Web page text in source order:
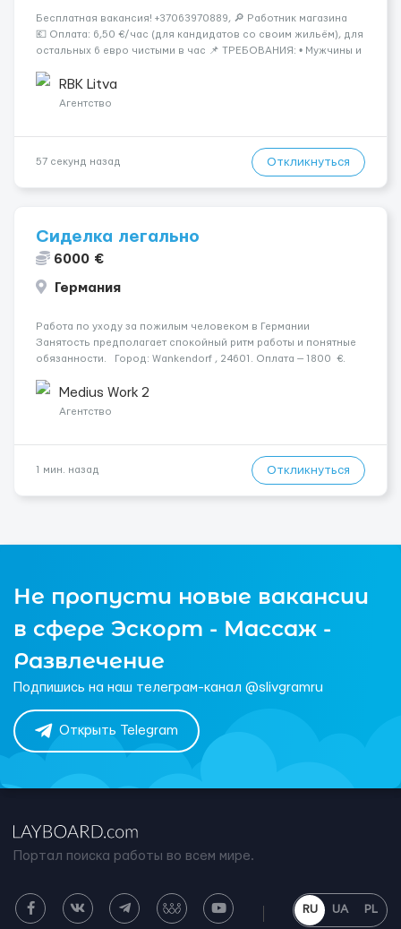
Бесплатная вакансия! +37063970889, 🔎 Работник магазина
💶 Оплата: 6,50 €/час (для кандидатов со своим жильём), для
остальных 6 евро чистыми в час 📌 ТРЕБОВАНИЯ: • Мужчины и
работать &bul...
RBK Litva
Агентство
57 секунд назад Откликнуться
Сиделка легально
6000 €
Германия
Работа по уходу за пожилым человеком в Германии
Занятость предполагает спокойный ритм работы и понятные
обязанности. Город: Wankendorf , 24601. Оплата — 1800 €.
ясному розумі. Мобильность: Мобільн...
Medius Work 2
Агентство
1 мин. назад Откликнуться
Не пропусти новые вакансии
в сфере Эскорт - Массаж -
Развлечение
Подпишись на наш телеграм-канал @slivgramru
Открыть Telegram
Портал поиска работы во всем мире.
RU UA PL